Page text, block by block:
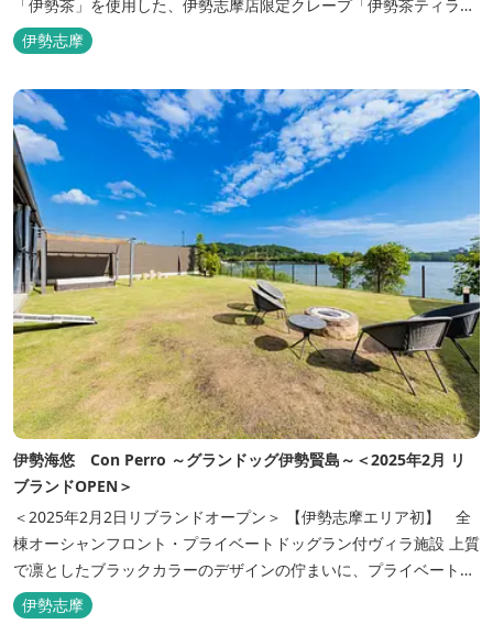
「伊勢茶」を使用した、伊勢志摩店限定クレープ「伊勢茶ティラミ
ス」をはじめ、まるで「パフェ」のような創作クレープを味わえま
す。 また季節に合わせて、期間限定クレープやドリンク種類も豊富
ですので、伊勢志摩旅行の際にはぜひお立ち寄りいただければと思
います。 店舗前のテラス...
伊勢志摩
伊勢海悠 Con Perro ～グランドッグ伊勢賢島～＜2025年2月 リ
ブランドOPEN＞
＜2025年2月2日リブランドオープン＞ 【伊勢志摩エリア初】 全
棟オーシャンフロント・プライベートドッグラン付ヴィラ施設 上質
で凛としたブラックカラーのデザインの佇まいに、プライベート感
溢れる客室。 客室に一歩入れば全室海に面したオーシャンフロン
ト。 颯爽とした広いプライベートドッグランと青色に輝く英虞湾を
伊勢志摩